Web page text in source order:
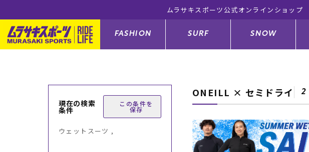
ムラサキス
FASHION
アウター/ジャケット
シューズ
SURF
サーフボード
サーフボードメンテナンスグッズ
SNOW
スノーボード板
スノーボードセット
スケートボード
スケートボードグッズ
ONEILL × セミドライ 2
現在の検索
条件
この条件を
保存
ウェットスーツ ,